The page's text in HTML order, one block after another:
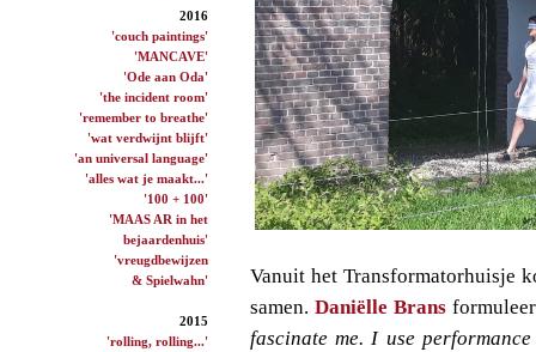
2016
'couch paintings'
'MANCAVE'
'Ode aan Oda'
'the incident room'
'remember to breathe'
'wat verdwijnt blijft'
'an universal language'
'alles wat je maakt...'
'100 + 100'
'MAAS AR in het
bejaardenhuis'
'vreugdbewijzen
& Spielwahn'
2015
'rolling, rolling...'
Vanuit het Transformatorhuisje
samen.Daniëlle Brans
fascinate me. I use